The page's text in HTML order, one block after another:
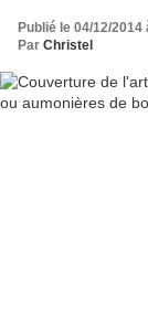
Publié le 04/12/2014
Par Christel